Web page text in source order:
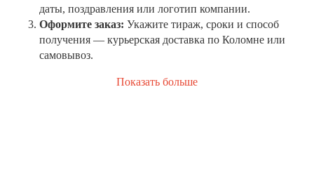
даты, поздравления или логотип компании.
Оформите заказ: Укажите тираж, сроки и способ
получения — курьерская доставка по Коломне или
самовывоз.
Показать больше